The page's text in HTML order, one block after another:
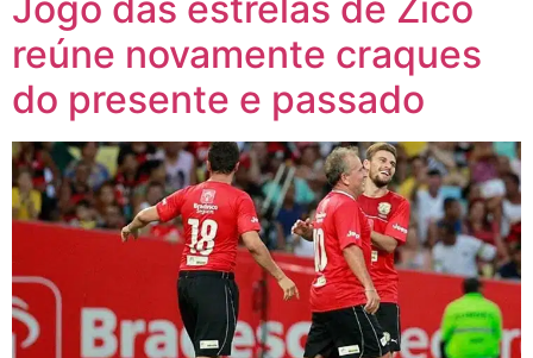
reúne novamente craques
do presente e passado